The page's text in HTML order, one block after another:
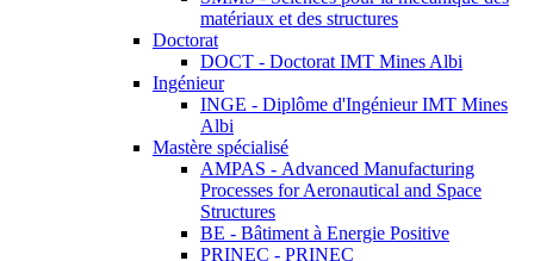
matériaux et des structures
Doctorat
DOCT - Doctorat IMT Mines Albi
Ingénieur
INGE - Diplôme d'Ingénieur IMT Mines
Albi
Mastère spécialisé
AMPAS - Advanced Manufacturing
Processes for Aeronautical and Space
Structures
BE - Bâtiment à Energie Positive
PRINEC - PRINEC